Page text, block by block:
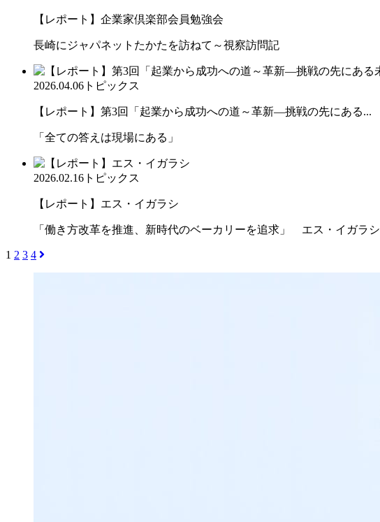
【レポート】企業家倶楽部会員勉強会
長崎にジャパネットたかたを訪ねて～視察訪問記
2026.04.06 トピックス
【レポート】第3回「起業から成功への道～革新―挑戦の先にある...
「全ての答えは現場にある」
2026.02.16 トピックス
【レポート】エス・イガラシ
「働き方改革を推進、新時代のベーカリーを追求」 エス・イガラシ
1 2 3 4